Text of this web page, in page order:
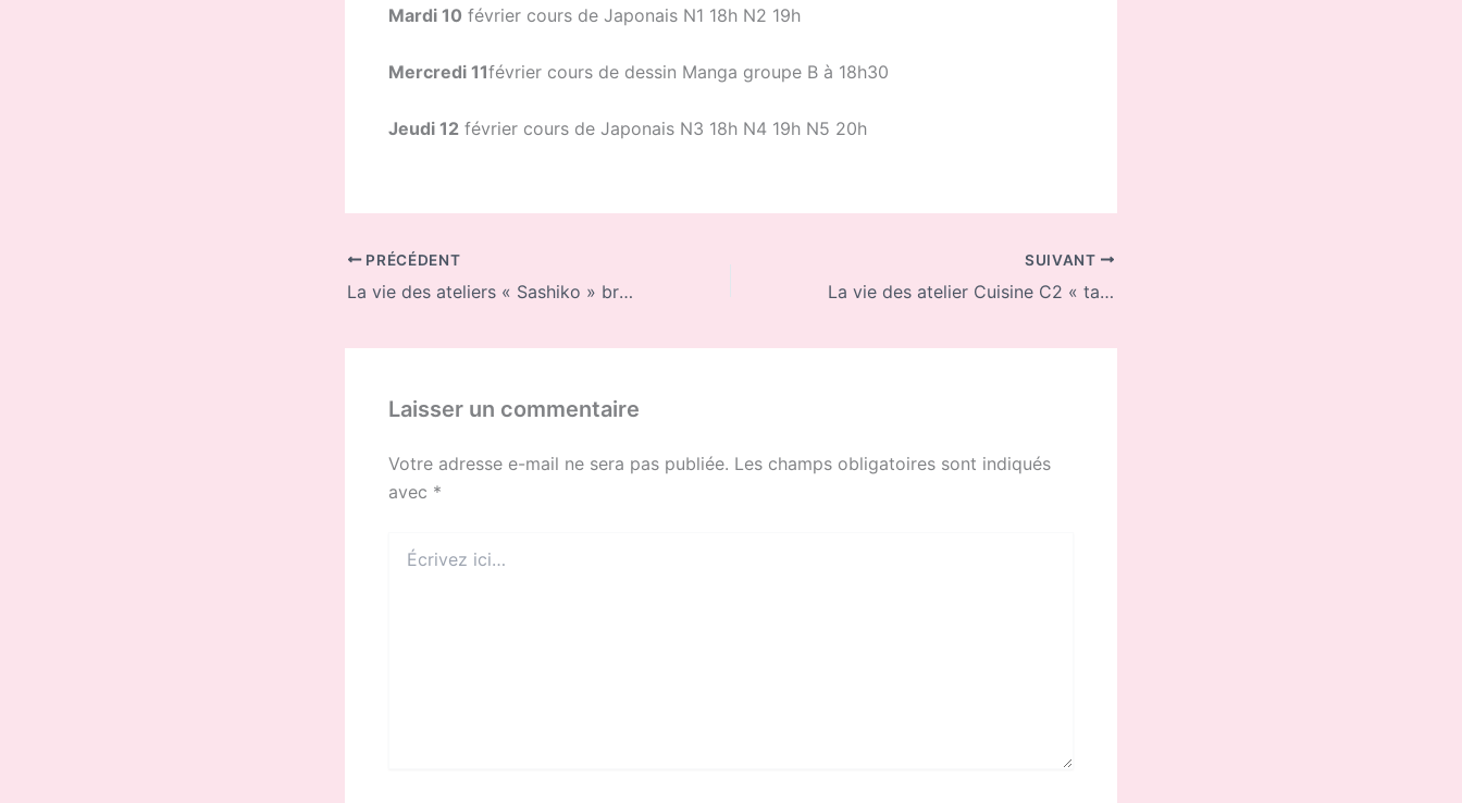
Mardi 10 février cours de Japonais N1 18h N2 19h
Mercredi 11février cours de dessin Manga groupe B à 18h30
Jeudi 12 février cours de Japonais N3 18h N4 19h N5 20h
PRÉCÉDENT
La vie des ateliers « Sashiko » broderie Japonaise
SUIVANT
La vie des atelier Cuisine C2 « takoyaki »
Laisser un commentaire
Votre adresse e-mail ne sera pas publiée. Les champs obligatoires sont indiqués
avec *
ici…